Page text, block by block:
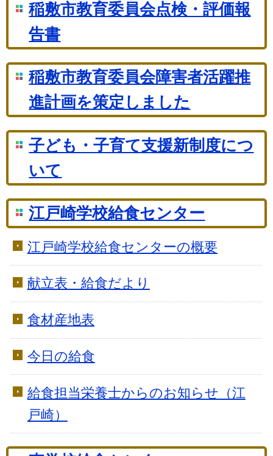
稲敷市教育委員会点検・評価報
告書
稲敷市教育委員会障害者活躍推
進計画を策定しました
子ども・子育て支援新制度につ
いて
江戸崎学校給食センター
江戸崎学校給食センターの概要
献立表・給食だより
食材産地表
今日の給食
給食担当栄養士からのお知らせ（江
戸崎）